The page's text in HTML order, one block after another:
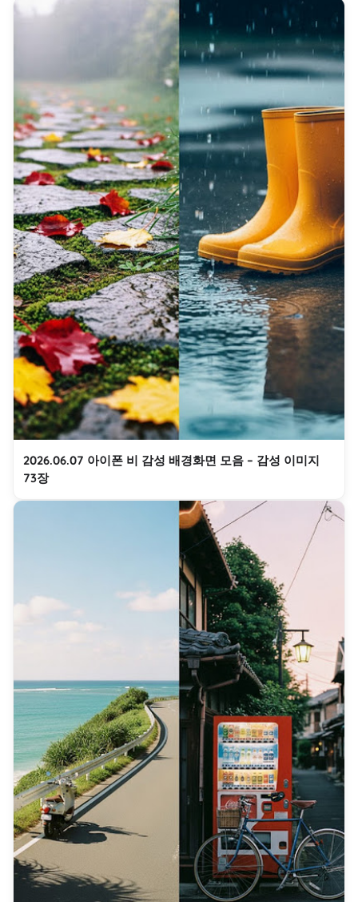
2026.06.07 아이폰 비 감성 배경화면 모음 – 감성 이미지
73장